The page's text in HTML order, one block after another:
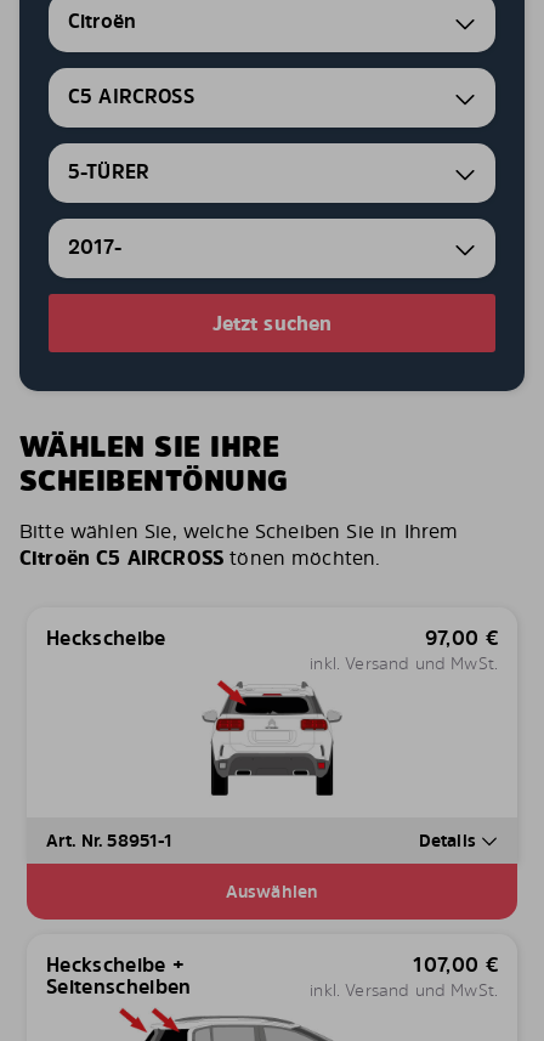
Citroën
C5 AIRCROSS
5-TÜRER
2017-
Jetzt suchen
WÄHLEN SIE IHRE
SCHEIBENTÖNUNG
Bitte wählen Sie, welche Scheiben Sie in Ihrem
Citroën C5 AIRCROSS tönen möchten.
Heckscheibe 97,00 €
inkl. Versand und MwSt.
Art. Nr. 58951-1 Details
Auswählen
Heckscheibe +
Seitenscheiben
107,00 €
inkl. Versand und MwSt.